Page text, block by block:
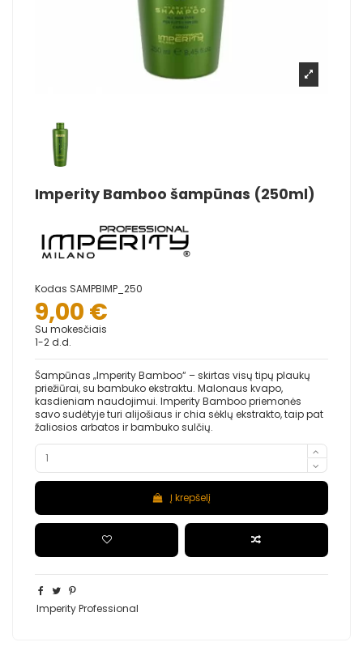
Imperity Bamboo šampūnas (250ml)
Kodas SAMPBIMP_250
9,00 €
Su mokesčiais
1-2 d.d.
Šampūnas „Imperity Bamboo“ – skirtas visų tipų plaukų
priežiūrai, su bambuko ekstraktu. Malonaus kvapo,
kasdieniam naudojimui. Imperity Bamboo priemonės
savo sudėtyje turi alijošiaus ir chia sėklų ekstrakto, taip pat
žaliosios arbatos ir bambuko sulčių.
Į krepšelį
Imperity Professional